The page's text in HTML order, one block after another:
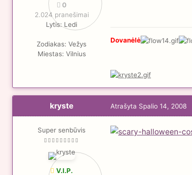
0
2.024 pranešimai
Lytis: Ledi
Zodiakas: Vežys
Miestas: Vilnius
Dovanėlė
kryste
Super senbūvis
V.I.P.
Atrašyta Spalio 14, 2008